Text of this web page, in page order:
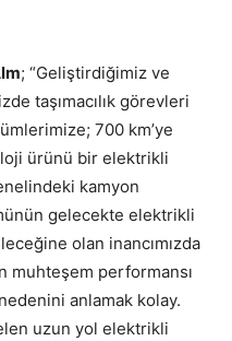
; “Geliştirdiğimiz ve
taşımacılık görevleri
700 km’ye
ürünü bir elektrikli
kamyon
gelecekte elektrikli
olan inancımızda
muhteşem performansı
anlamak kolay.
uzun yol elektrikli